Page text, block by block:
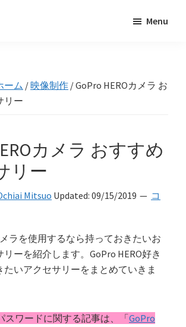
Menu
ーム /映像制作 /GoPro HEROカメラ お
リー
カメラ おすすめ
リー
Mitsuo Updated: 09/15/2019
コ
ラを使用するなら持っておきたいお
ーを紹介します。GoPro HERO好き
たいアクセサリーをまとめていきま
スワードに関する記事は、「GoPro